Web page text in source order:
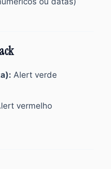
Alert verde
vermelho